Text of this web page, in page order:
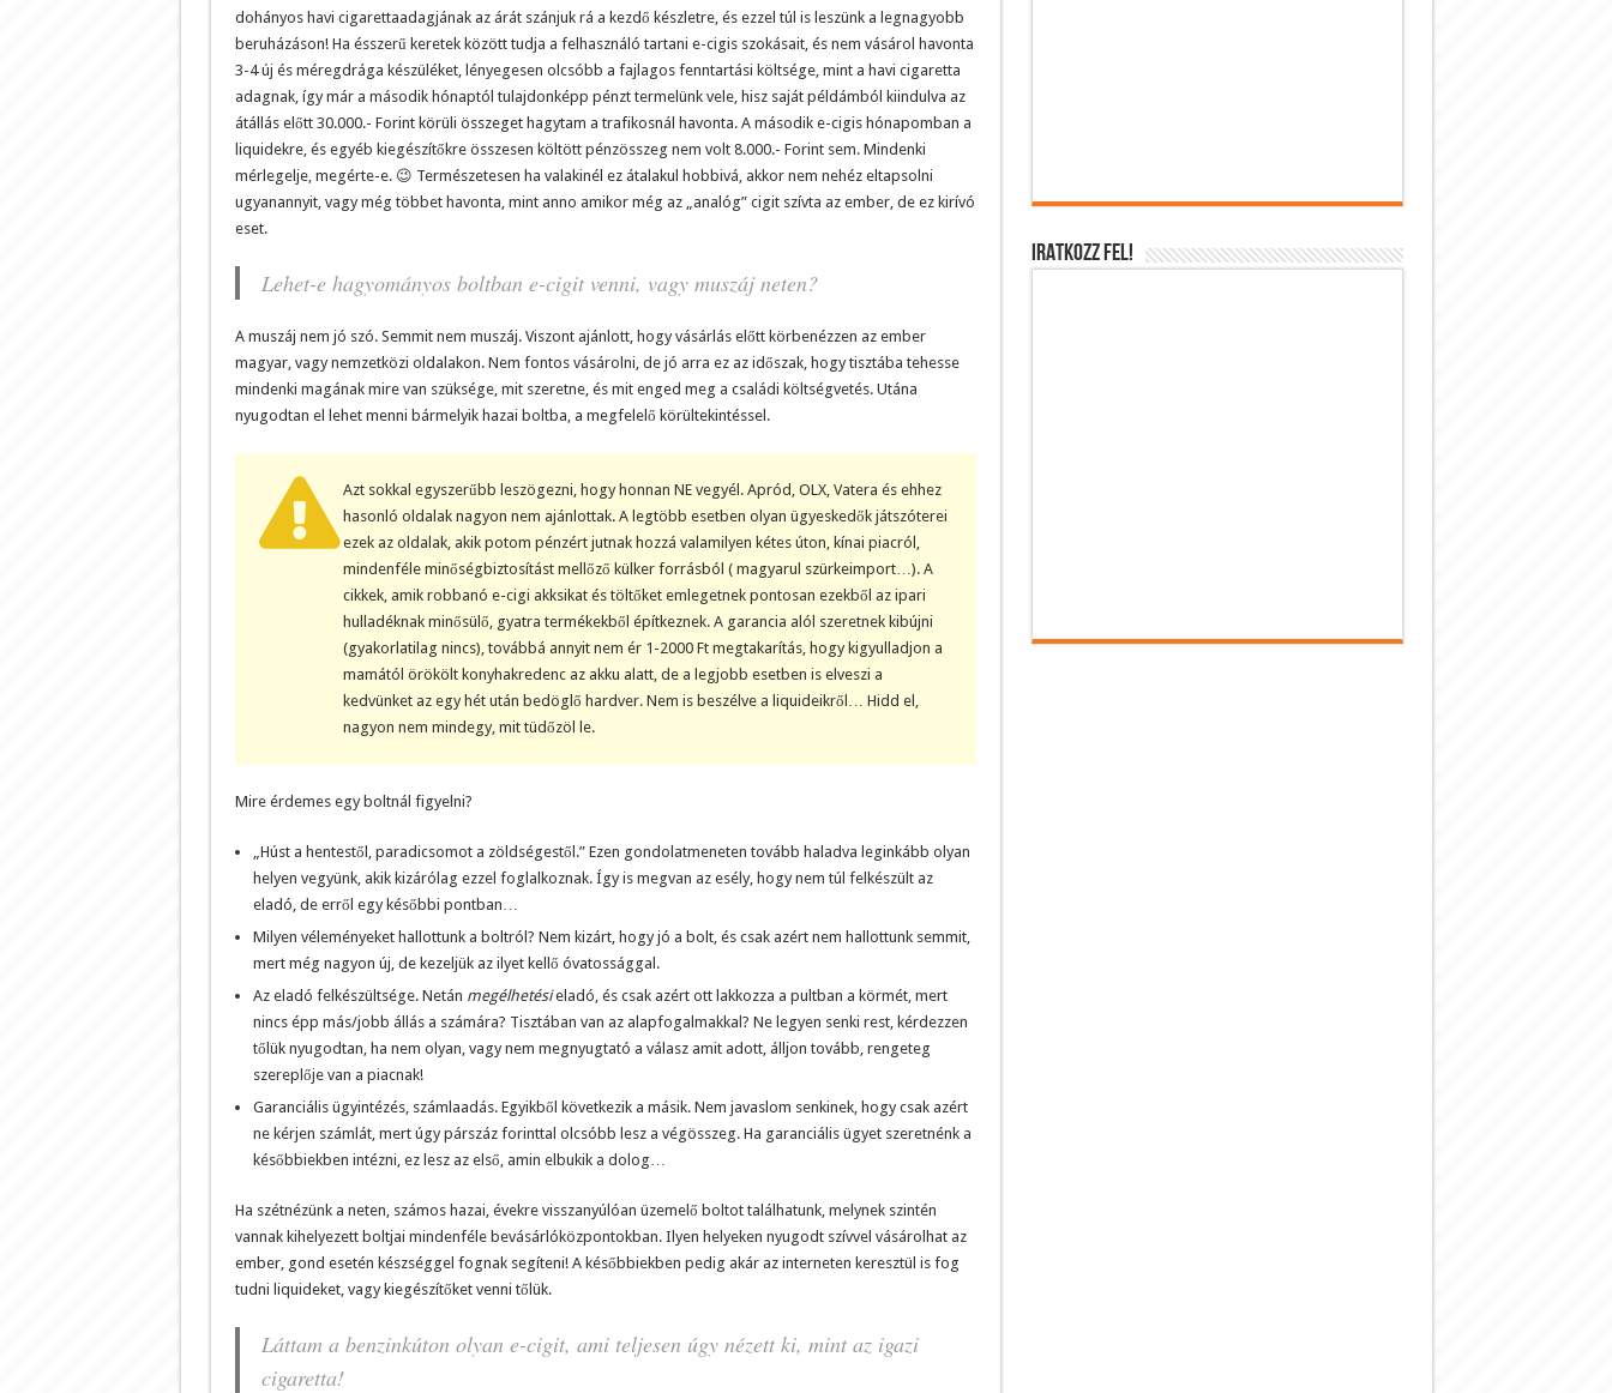
dohányos havi cigarettaadagjának az árát szánjuk rá a kezdő készletre, és ezzel túl is leszünk a legnagyobb
beruházáson! Ha ésszerű keretek között tudja a felhasználó tartani e-cigis szokásait, és nem vásárol havonta
3-4 új és méregdrága készüléket, lényegesen olcsóbb a fajlagos fenntartási költsége, mint a havi cigaretta
adagnak, így már a második hónaptól tulajdonképp pénzt termelünk vele, hisz saját példámból kiindulva az
átállás előtt 30.000.- Forint körüli összeget hagytam a trafikosnál havonta. A második e-cigis hónapomban a
liquidekre, és egyéb kiegészítőkre összesen költött pénzösszeg nem volt 8.000.- Forint sem. Mindenki
mérlegelje, megérte-e. 😉 Természetesen ha valakinél ez átalakul hobbivá, akkor nem nehéz eltapsolni
ugyanannyit, vagy még többet havonta, mint anno amikor még az „analóg” cigit szívta az ember, de ez kirívó
eset.
Lehet-e hagyományos boltban e-cigit venni, vagy muszáj neten?
A muszáj nem jó szó. Semmit nem muszáj. Viszont ajánlott, hogy vásárlás előtt körbenézzen az ember
magyar, vagy nemzetközi oldalakon. Nem fontos vásárolni, de jó arra ez az időszak, hogy tisztába tehesse
mindenki magának mire van szüksége, mit szeretne, és mit enged meg a családi költségvetés. Utána
nyugodtan el lehet menni bármelyik hazai boltba, a megfelelő körültekintéssel.
Azt sokkal egyszerűbb leszögezni, hogy honnan NE vegyél. Apród, OLX, Vatera és ehhez
hasonló oldalak nagyon nem ajánlottak. A legtöbb esetben olyan ügyeskedők játszóterei
ezek az oldalak, akik potom pénzért jutnak hozzá valamilyen kétes úton, kínai piacról,
mindenféle minőségbiztosítást mellőző külker forrásból ( magyarul szürkeimport…). A
cikkek, amik robbanó e-cigi akksikat és töltőket emlegetnek pontosan ezekből az ipari
hulladéknak minősülő, gyatra termékekből építkeznek. A garancia alól szeretnek kibújni
(gyakorlatilag nincs), továbbá annyit nem ér 1-2000 Ft megtakarítás, hogy kigyulladjon a
mamától örökölt konyhakredenc az akku alatt, de a legjobb esetben is elveszi a
kedvünket az egy hét után bedöglő hardver. Nem is beszélve a liquideikről… Hidd el,
nagyon nem mindegy, mit tüdőzöl le.
Mire érdemes egy boltnál figyelni?
„Húst a hentestől, paradicsomot a zöldségestől.” Ezen gondolatmeneten tovább haladva leginkább olyan
helyen vegyünk, akik kizárólag ezzel foglalkoznak. Így is megvan az esély, hogy nem túl felkészült az
eladó, de erről egy későbbi pontban…
Milyen véleményeket hallottunk a boltról? Nem kizárt, hogy jó a bolt, és csak azért nem hallottunk semmit,
mert még nagyon új, de kezeljük az ilyet kellő óvatossággal.
Az eladó felkészültsége. Netán megélhetésieladó, és csak azért ott lakkozza a pultban a körmét, mert
nincs épp más/jobb állás a számára? Tisztában van az alapfogalmakkal? Ne legyen senki rest, kérdezzen
tőlük nyugodtan, ha nem olyan, vagy nem megnyugtató a válasz amit adott, álljon tovább, rengeteg
szereplője van a piacnak!
Garanciális ügyintézés, számlaadás. Egyikből következik a másik. Nem javaslom senkinek, hogy csak azért
ne kérjen számlát, mert úgy párszáz forinttal olcsóbb lesz a végösszeg. Ha garanciális ügyet szeretnénk a
későbbiekben intézni, ez lesz az első, amin elbukik a dolog…
Ha szétnézünk a neten, számos hazai, évekre visszanyúlóan üzemelő boltot találhatunk, melynek szintén
vannak kihelyezett boltjai mindenféle bevásárlóközpontokban. Ilyen helyeken nyugodt szívvel vásárolhat az
ember, gond esetén készséggel fognak segíteni! A későbbiekben pedig akár az interneten keresztül is fog
tudni liquideket, vagy kiegészítőket venni tőlük.
Láttam a benzinkúton olyan e-cigit, ami teljesen úgy nézett ki, mint az igazi
cigaretta!
IRATKOZZ FEL!